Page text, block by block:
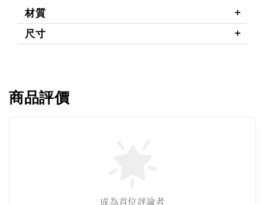
材質
尺寸
商品評價
成為首位評論者